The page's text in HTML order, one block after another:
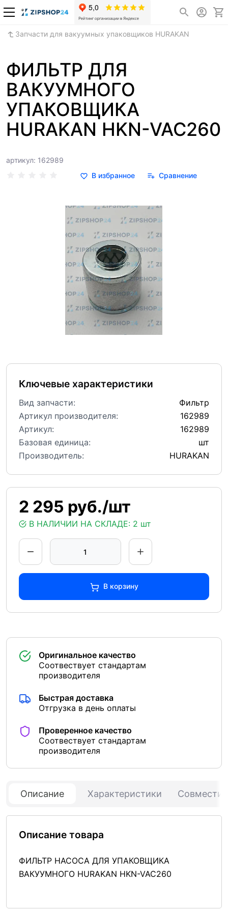
Запчасти для вакуумных упаковщиков HURAKAN
ФИЛЬТР ДЛЯ
ВАКУУМНОГО
УПАКОВЩИКА
HURAKAN HKN-VAC260
артикул: 162989
В избранное
Сравнение
2 295 руб./шт
В НАЛИЧИИ НА СКЛАДЕ: 2 шт
В корзину
Ключевые характеристики
Вид запчасти:
Фильтр
Артикул производителя:
162989
Артикул:
162989
Базовая единица:
шт
Производитель:
HURAKAN
Оригинальное качество
Соотвествует стандартам
производителя
Быстрая доставка
Отгрузка в день оплаты
Проверенное качество
Соотвествует стандартам
производителя
Описание Характеристики
Описание товара
ФИЛЬТР НАСОСА ДЛЯ УПАКОВЩИКА
ВАКУУМНОГО HURAKAN HKN-VAC260